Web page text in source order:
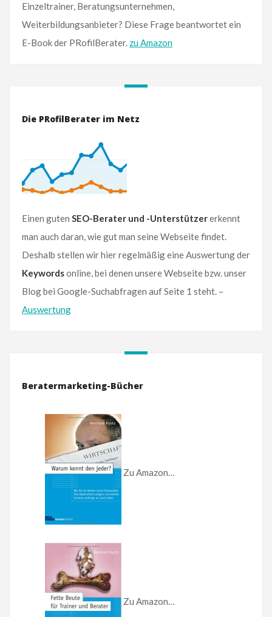
Einzeltrainer, Beratungsunternehmen,
Weiterbildungsanbieter? Diese Frage beantwortet ein
E-Book der PRofilBerater. zu Amazon
Die PRofilBerater im Netz
Einen guten SEO-Berater und -Unterstützererkennt
man auch daran, wie gut man seine Webseite findet.
Deshalb stellen wir hier regelmäßig eine Auswertung der
Keywordsonline, bei denen unsere Webseite bzw. unser
Blog bei Google-Suchabfragen auf Seite 1 steht. –
Auswertung
Beratermarketing-Bücher
Zu Amazon…
Zu Amazon…